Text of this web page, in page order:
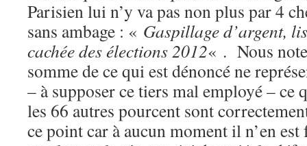
Parisien lui n’y va pas non plus par 4
sans ambage : « Gaspillage d’argent,
cachée des élections 2012« . Nous
somme de ce qui est dénoncé ne
– à supposer ce tiers mal employé – ce
les 66 autres pourcent sont
ce point car à aucun moment il n’en